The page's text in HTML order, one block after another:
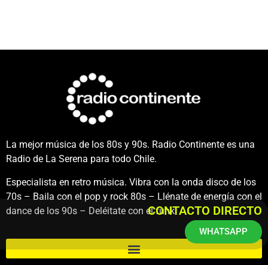
La mejor música de los 80s y 90s. Radio Continente es una
Radio de La Serena para todo Chile.
Especialista en retro música. Vibra con la onda disco de los
70s – Baila con el pop y rock 80s – Llénate de energía con el
dance de los 90s – Deléitate con el funk.CONTACTO DIRECTO
WHATSAPP